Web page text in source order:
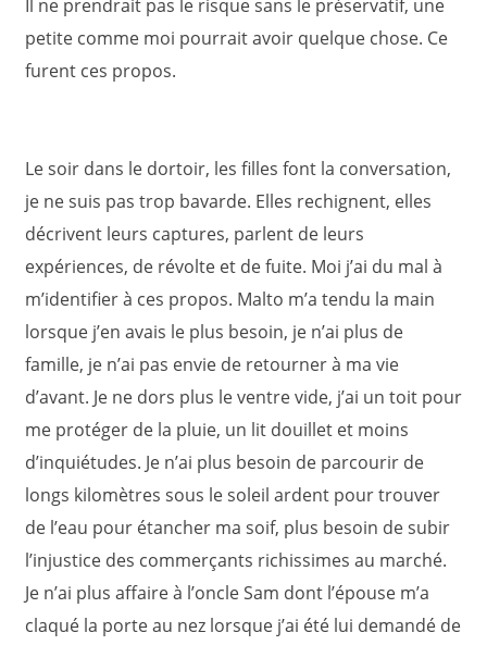
Il ne prendrait pas le risque sans le préservatif, une
petite comme moi pourrait avoir quelque chose. Ce
furent ces propos.
Le soir dans le dortoir, les filles font la conversation,
je ne suis pas trop bavarde. Elles rechignent, elles
décrivent leurs captures, parlent de leurs
expériences, de révolte et de fuite. Moi j’ai du mal à
m’identifier à ces propos. Malto m’a tendu la main
lorsque j’en avais le plus besoin, je n’ai plus de
famille, je n’ai pas envie de retourner à ma vie
d’avant. Je ne dors plus le ventre vide, j’ai un toit pour
me protéger de la pluie, un lit douillet et moins
d’inquiétudes. Je n’ai plus besoin de parcourir de
longs kilomètres sous le soleil ardent pour trouver
de l’eau pour étancher ma soif, plus besoin de subir
l’injustice des commerçants richissimes au marché.
Je n’ai plus affaire à l’oncle Sam dont l’épouse m’a
claqué la porte au nez lorsque j’ai été lui demandé de